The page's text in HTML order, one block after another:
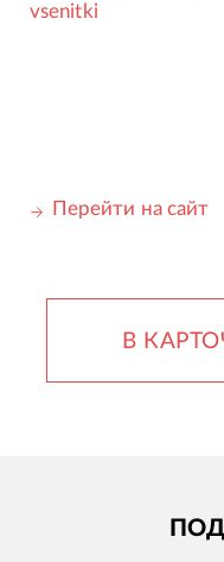
vsenitki
Перейти на сайт
В